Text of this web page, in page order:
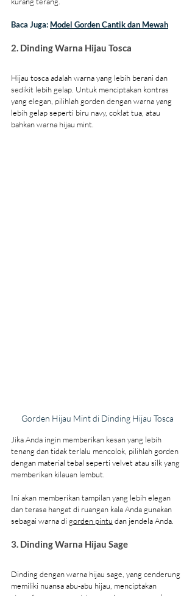
Baca Juga: Model Gorden Cantik dan Mewah
2. Dinding Warna Hijau Tosca
Hijau tosca adalah warna yang lebih berani dan
sedikit lebih gelap. Untuk menciptakan kontras
yang elegan, pilihlah gorden dengan warna yang
lebih gelap seperti biru navy, coklat tua, atau
bahkan warna hijau mint.
Gorden Hijau Mint di Dinding Hijau Tosca
Jika Anda ingin memberikan kesan yang lebih
tenang dan tidak terlalu mencolok, pilihlah gorden
dengan material tebal seperti velvet atau silk yang
memberikan kilauan lembut.
Ini akan memberikan tampilan yang lebih elegan
dan terasa hangat di ruangan kala Anda gunakan
sebagai warna di gorden pintu dan jendela Anda.
3. Dinding Warna Hijau Sage
Dinding dengan warna hijau sage, yang cenderung
memiliki nuansa abu-abu hijau, menciptakan